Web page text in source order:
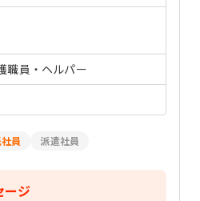
職員・ヘルパー
員
派遣社員
ージ